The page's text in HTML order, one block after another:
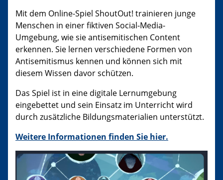
Mit dem Online-Spiel ShoutOut! trainieren junge
Menschen in einer fiktiven Social-Media-
Umgebung, wie sie antisemitischen Content
erkennen. Sie lernen verschiedene Formen von
Antisemitismus kennen und können sich mit
diesem Wissen davor schützen.
Das Spiel ist in eine digitale Lernumgebung
eingebettet und sein Einsatz im Unterricht wird
durch zusätzliche Bildungsmaterialien unterstützt.
Weitere Informationen finden Sie hier.